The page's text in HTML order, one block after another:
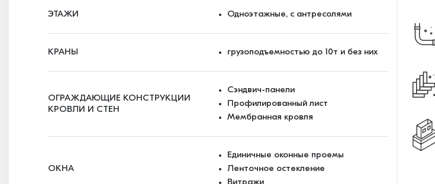
ЭТАЖИ Одноэтажные, с антресолями
КРАНЫ грузоподъемностью до 10т и без них
ОГРАЖДАЮЩИЕ КОНСТРУКЦИИ
КРОВЛИ И СТЕН
Сэндвич-панели
Профилированный лист
Мембранная кровля
ОКНА
Единичные оконные проемы
Ленточное остекление